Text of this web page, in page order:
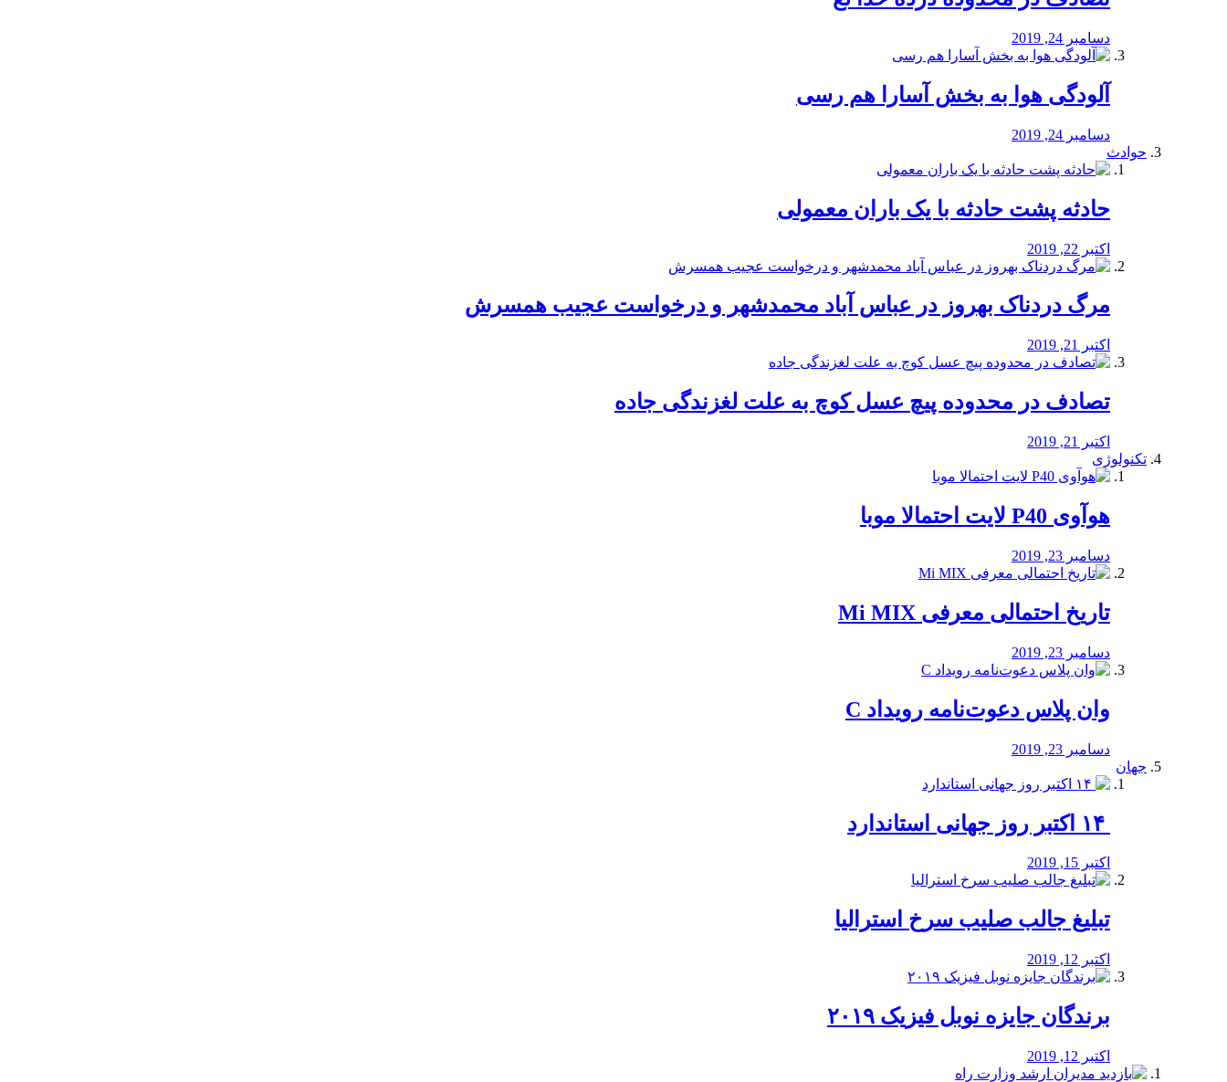
دسامبر 24, 2019
آلودگی هوا به بخش آسارا هم رسی
دسامبر 24, 2019
حوادث
️حادثه پشت حادثه با یک باران معمولی
اکتبر 22, 2019
مرگ دردناک بهروز در عباس آباد محمدشهر و درخواست عجیب همسرش
اکتبر 21, 2019
تصادف در محدوده پیچ عسل کوچ به علت لغزندگی جاده
اکتبر 21, 2019
تکنولوژی
هوآوی P40 لایت احتمالا موبا
دسامبر 23, 2019
تاریخ احتمالی معرفی Mi MIX
دسامبر 23, 2019
وان پلاس دعوت‌نامه رویداد C
دسامبر 23, 2019
جهان
اکتبر 15, 2019
تبلیغ جالب صلیب سرخ استرالیا
اکتبر 12, 2019
برندگان جایزه نوبل فیزیک ۲۰۱۹
اکتبر 12, 2019